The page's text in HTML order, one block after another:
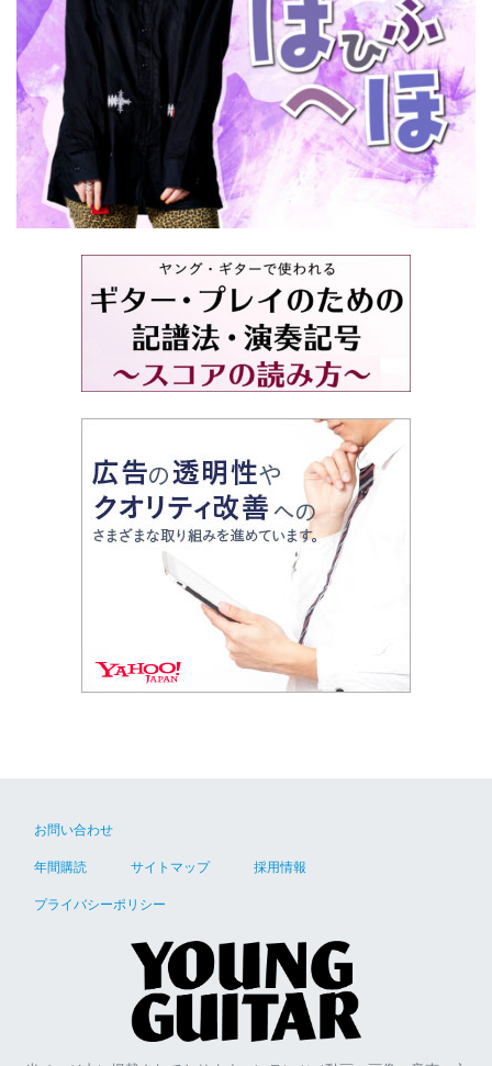
お問い合わせ
年間購読 サイトマップ 採用情報
プライバシーポリシー